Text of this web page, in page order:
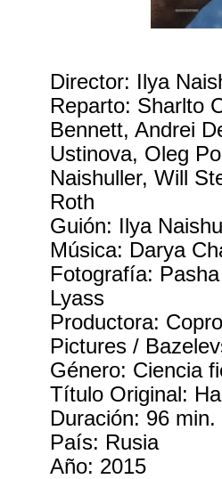
Director: Ilya
Reparto: Sharlto
Bennett, Andrei
Ustinova, Oleg
Naishuller, Will
Roth
Guión: Ilya
Música: Darya
Fotografía:
Lyass
Productora:
Pictures /
Género: Ciencia
Título Original:
Duración: 96 min.
País: Rusia
Año: 2015